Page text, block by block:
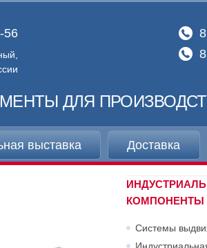
56
ДЛЯ
выставка Доставка
КОМПОНЕНТЫ
Системы